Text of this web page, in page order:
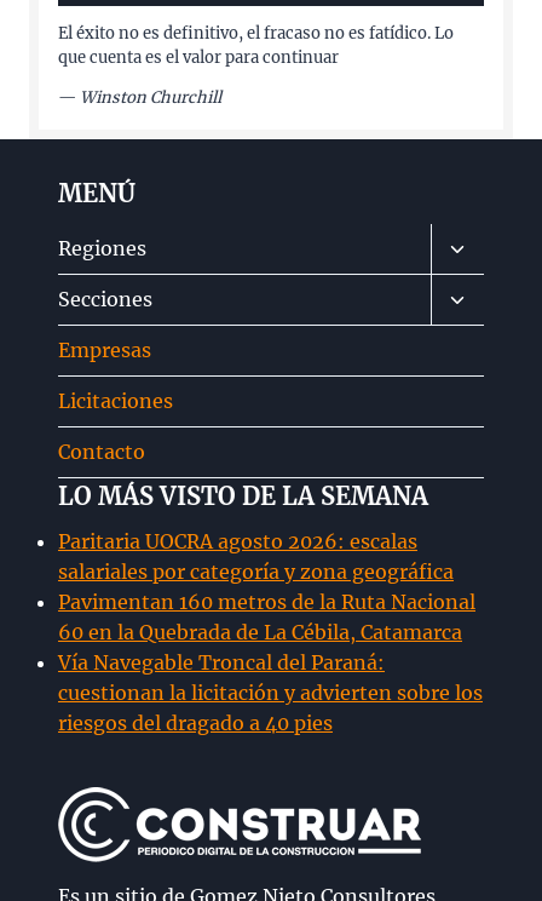
El éxito no es definitivo, el fracaso no es fatídico. Lo
que cuenta es el valor para continuar
— Winston Churchill
MENÚ
Regiones
Alternar
menú
hijo
Secciones
Alternar
menú
Empresas
Licitaciones
Contacto
LO MÁS VISTO DE LA SEMANA
Paritaria UOCRA agosto 2026: escalas
salariales por categoría y zona geográfica
Pavimentan 160 metros de la Ruta Nacional
60 en la Quebrada de La Cébila, Catamarca
Vía Navegable Troncal del Paraná:
cuestionan la licitación y advierten sobre los
riesgos del dragado a 40 pies